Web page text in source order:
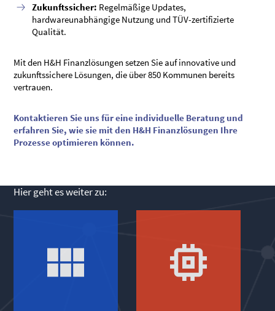
Zukunftssicher: Regelmäßige Updates,
hardwareunabhängige Nutzung und TÜV-zertifizierte
Qualität.
Mit den H&H Finanzlösungen setzen Sie auf innovative und
zukunftssichere Lösungen, die über 850 Kommunen bereits
vertrauen.
Kontaktieren Sie uns für eine individuelle Beratung und
erfahren Sie, wie sie mit den H&H Finanzlösungen Ihre
Prozesse optimieren können.
Hier geht es weiter zu:
 